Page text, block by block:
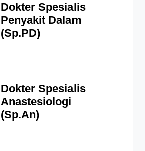
Dokter Spesialis
Penyakit Dalam
(Sp.PD)
Dokter Spesialis
Anastesiologi
(Sp.An)